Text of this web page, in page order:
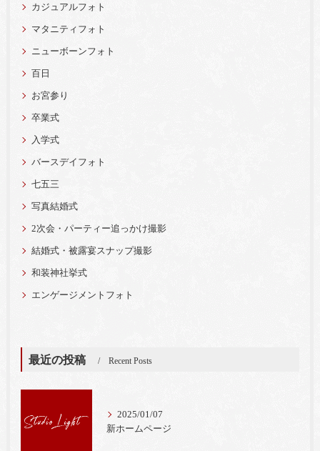
カジュアルフォト
マタニティフォト
ニューボーンフォト
百日
お宮参り
卒業式
入学式
バースデイフォト
七五三
写真結婚式
2次会・パーティー追っかけ撮影
結婚式・被露宴スナップ撮影
和装神社挙式
エンゲージメントフォト
最近の投稿 Recent Posts
2025/01/07
新ホームページ